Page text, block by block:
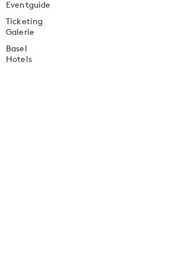
Eventguide
Ticketing
Galerie
Basel
Hotels